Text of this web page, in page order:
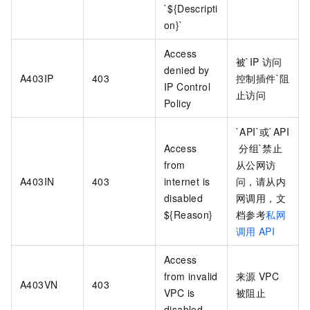
`${Descripti
on}`
A403IP 403
Access
denied by
IP Control
Policy
被`IP 访问
控制插件`阻
止访问
A403IN 403
Access
from
internet is
disabled
${Reason}
`API`或`API
分组`禁止
从公网访
问，请从内
网调用，文
档参考私网
调用 API
A403VN 403
Access
from invalid
VPC is
来源 VPC
被阻止